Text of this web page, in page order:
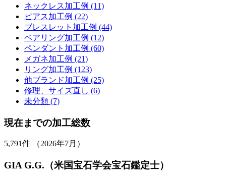
ネックレス加工例 (11)
ピアス加工例 (22)
ブレスレット加工例 (44)
ペアリング加工例 (12)
ペンダント加工例 (60)
メガネ加工例 (21)
リング加工例 (123)
他ブランド加工例 (25)
修理、サイズ直し (6)
未分類 (7)
現在までの加工総数
5,791件 （2026年7月）
GIA G.G.（米国宝石学会宝石鑑定士）